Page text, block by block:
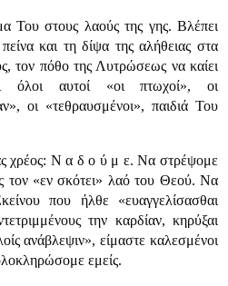
Του στους λαούς της γης. Βλέπει
και τη δίψα της αλήθειας στα
τον πόθο της Λυτρώσεως να καίει
όλοι αυτοί «οι πτωχοί», οι
οι «τεθραυσμένοι», παιδιά Του
χρέος: Ν α δ ο ύ μ ε. Να στρέψομε
τον «εν σκότει» λαό του Θεού. Να
που ήλθε «ευαγγελίσασθαι
την καρδίαν, κηρύξαι
ανάβλεψιν», είμαστε καλεσμένοι
εμείς.